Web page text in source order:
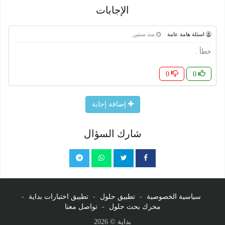
الإجابات
اسئلة هامة عامة منذ سنتين
خطأ .
0
0
إضافة إجابة
شارك السؤال
سياسية الخصوصية - تطبيق حلول - تطبيق اختبارات بداية
-
محرك بحث حلول
-
تواصل معنا
بداية © 2026